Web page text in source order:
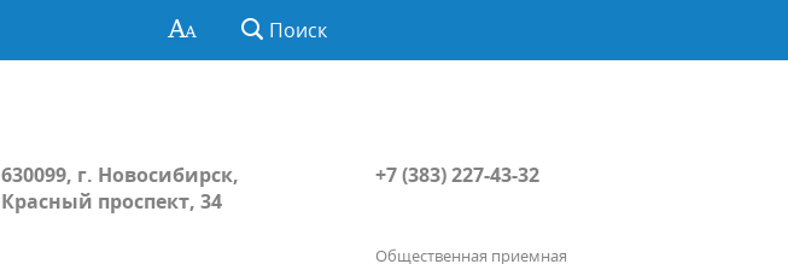
Поиск
630099, г. Новосибирск,
Красный проспект, 34
+7 (383) 227-43-32
Общественная приемная